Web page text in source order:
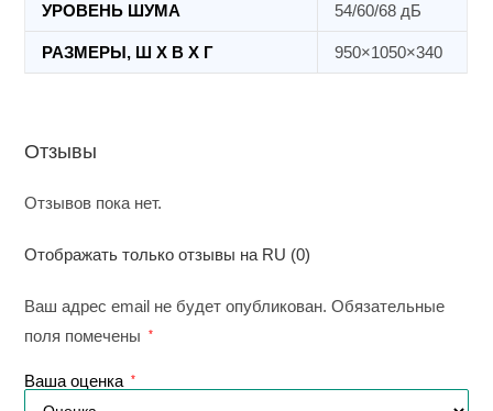
УРОВЕНЬ ШУМА 54/60/68 дБ
РАЗМЕРЫ, Ш Х В Х Г 950×1050×340
Отзывы
Отзывов пока нет.
Отображать только отзывы на RU (0)
Ваш адрес email не будет опубликован. Обязательные
поля помечены
*
Ваша оценка *